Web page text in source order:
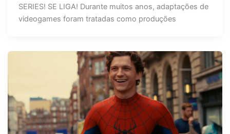
SERIES! SE LIGA! Durante muitos anos, adaptações de
videogames foram tratadas como produções